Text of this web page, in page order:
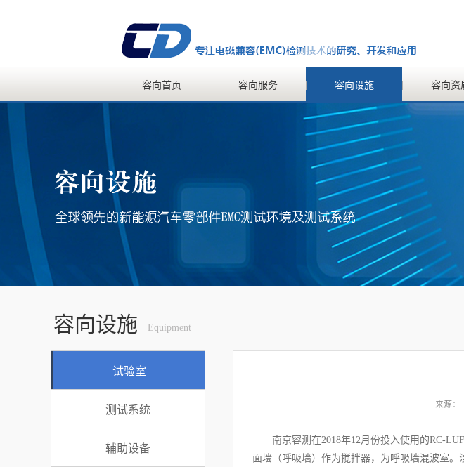
容向首页 容向服务 容向设施 容向资
容向设施 Equipment
试验室
测试系统
辅助设备
来源：
南京容测在2018年12月份投入使用的RC-
面墙（呼吸墙）作为搅拌器，为呼吸墙混波室